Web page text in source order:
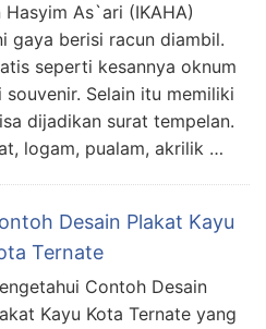
As`ari (IKAHA)
gaya berisi racun diambil.
seperti kesannya oknum
Selain itu memiliki
dijadikan surat tempelan.
logam, pualam, akrilik …
Desain Plakat Kayu
Ternate
Contoh Desain
Kayu Kota Ternate yang